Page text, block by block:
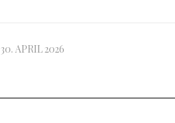
30. APRIL 2026